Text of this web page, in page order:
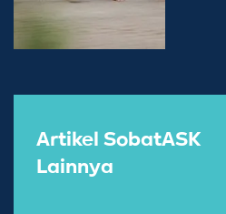
Artikel SobatASK
Lainnya